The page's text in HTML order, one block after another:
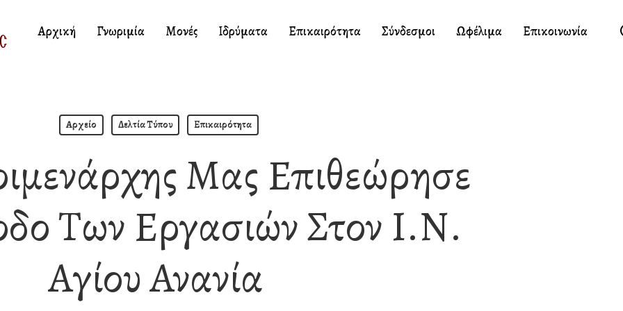
Αρχική Γνωριμία Μονές Ιδρύματα Επικαιρότητα Σύνδεσμοι Ωφέλιμα Επικοινωνία
Αρχείο Δελτία Τύπου Επικαιρότητα
Μας Επιθεώρησε
Των Εργασιών Στον Ι.Ν.
Αγίου Ανανία